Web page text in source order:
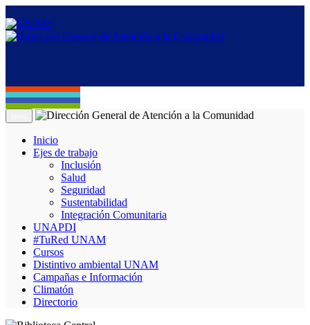
Inicio
Ejes de trabajo
Inclusión
Salud
Seguridad
Sustentabilidad
Integración Comunitaria
UNAPDI
#TuRed UNAM
Cursos
Distintivo ambiental UNAM
Campañas e Información
Climatón
Directorio